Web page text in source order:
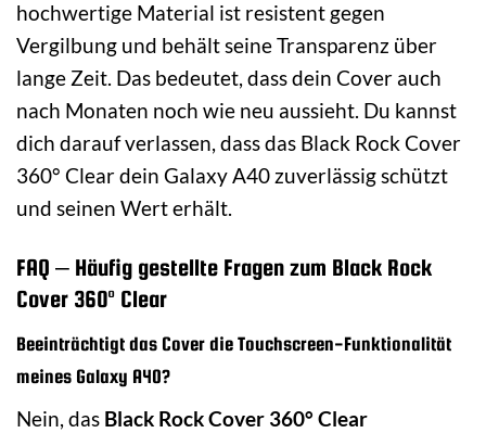
hochwertige Material ist resistent gegen
Vergilbung und behält seine Transparenz über
lange Zeit. Das bedeutet, dass dein Cover auch
nach Monaten noch wie neu aussieht. Du kannst
dich darauf verlassen, dass das Black Rock Cover
360° Clear dein Galaxy A40 zuverlässig schützt
und seinen Wert erhält.
FAQ – Häufig gestellte Fragen zum Black Rock
Cover 360° Clear
Beeinträchtigt das Cover die Touchscreen-Funktionalität
meines Galaxy A40?
Nein, das Black Rock Cover 360° Clear